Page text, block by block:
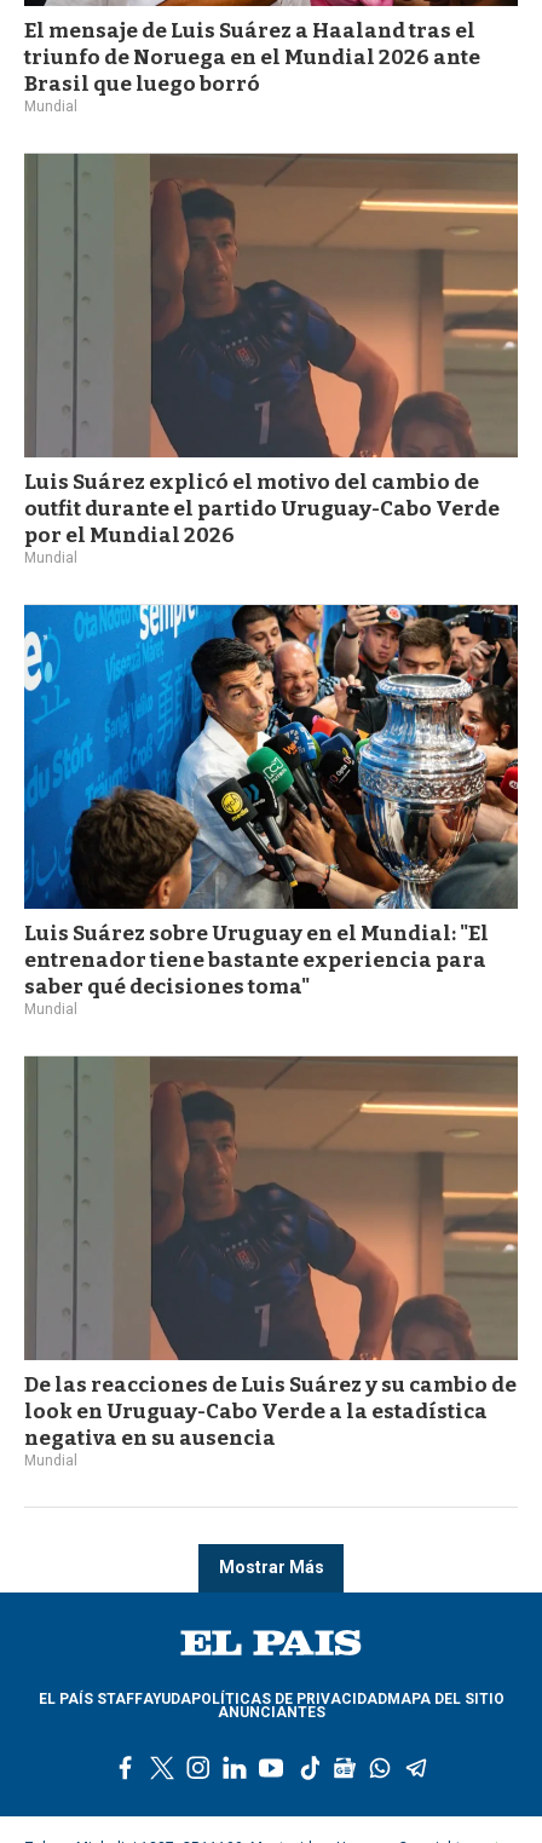
El mensaje de Luis Suárez a Haaland tras el
triunfo de Noruega en el Mundial 2026 ante
Brasil que luego borró
Mundial
Luis Suárez explicó el motivo del cambio de
outfit durante el partido Uruguay-Cabo Verde
por el Mundial 2026
Mundial
Luis Suárez sobre Uruguay en el Mundial: "El
entrenador tiene bastante experiencia para
saber qué decisiones toma"
Mundial
De las reacciones de Luis Suárez y su cambio de
look en Uruguay-Cabo Verde a la estadística
negativa en su ausencia
Mundial
Mostrar Más
EL PAÍS STAFFAYUDAPOLÍTICAS DE PRIVACIDADMAPA DEL SITIO
ANUNCIANTES
c
e
i
s
t
l
n
k
y
u
t
k
g
o
w
a
l
e